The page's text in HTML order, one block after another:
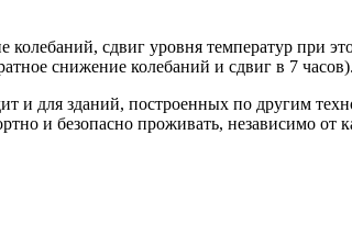
сдвиг уровня температур при
снижение колебаний и сдвиг в 7 часов).
и для зданий, построенных по другим
и безопасно проживать, независимо от